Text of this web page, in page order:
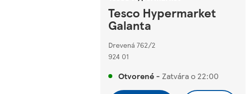
Tesco Hypermarket
Galanta
Drevená 762/2
924 01
Otvorené - Zatvára o 22:00